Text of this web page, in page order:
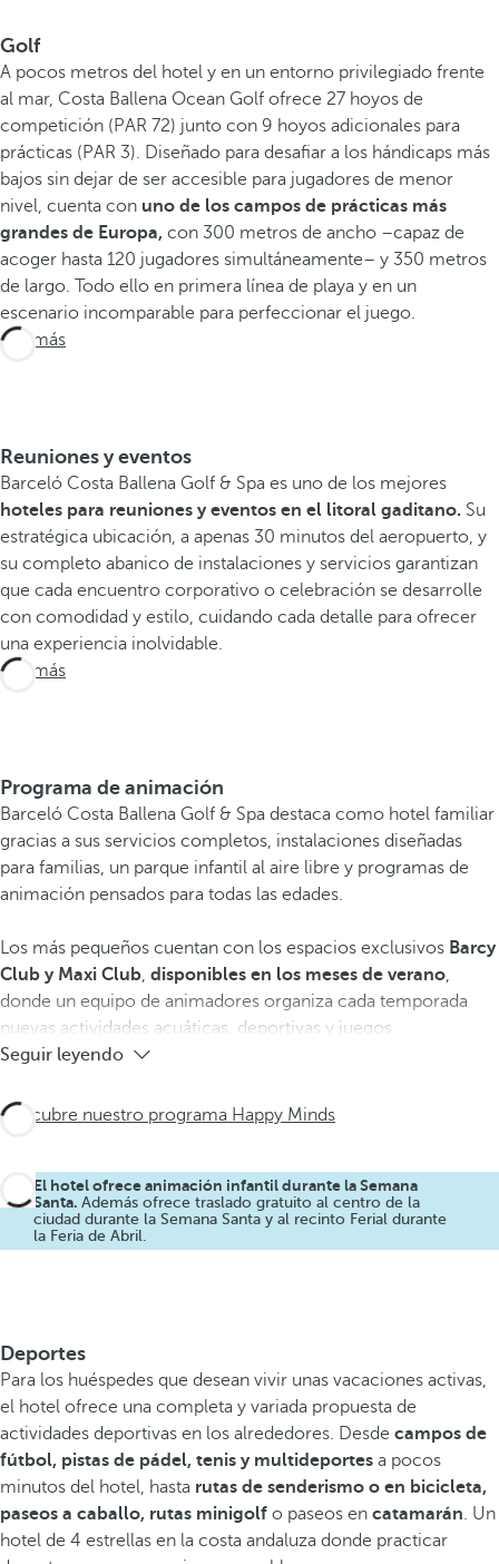
Golf
A pocos metros del hotel y en un entorno privilegiado frente
al mar, Costa Ballena Ocean Golf ofrece 27 hoyos de
competición (PAR 72) junto con 9 hoyos adicionales para
prácticas (PAR 3). Diseñado para desafiar a los hándicaps más
bajos sin dejar de ser accesible para jugadores de menor
nivel, cuenta con uno de los campos de prácticas más
grandes de Europa, con 300 metros de ancho –capaz de
acoger hasta 120 jugadores simultáneamente– y 350 metros
de largo. Todo ello en primera línea de playa y en un
escenario incomparable para perfeccionar el juego.
Ver más
Reuniones y eventos
Barceló Costa Ballena Golf & Spa es uno de los mejores
hoteles para reuniones y eventos en el litoral gaditano. Su
estratégica ubicación, a apenas 30 minutos del aeropuerto, y
su completo abanico de instalaciones y servicios garantizan
que cada encuentro corporativo o celebración se desarrolle
con comodidad y estilo, cuidando cada detalle para ofrecer
una experiencia inolvidable.
Ver más
Programa de animación
Barceló Costa Ballena Golf & Spa destaca como hotel familiar
gracias a sus servicios completos, instalaciones diseñadas
para familias, un parque infantil al aire libre y programas de
animación pensados para todas las edades.
Los más pequeños cuentan con los espacios exclusivos Barcy
Club y Maxi Club disponibles en los meses de verano
donde un equipo de animadores organiza cada temporada
nuevas actividades acuáticas, deportivas y juegos.
Seguir leyendo
Descubre nuestro programa Happy Minds
El hotel ofrece animación infantil durante la Semana
Santa. Además ofrece traslado gratuito al centro de la
ciudad durante la Semana Santa y al recinto Ferial durante
la Feria de Abril.
Deportes
Para los huéspedes que desean vivir unas vacaciones activas,
el hotel ofrece una completa y variada propuesta de
actividades deportivas en los alrededores. Desde campos de
fútbol, pistas de pádel, tenis y multideportes a pocos
minutos del hotel, hasta rutas de senderismo o en bicicleta,
paseos a caballo, rutas minigolf o paseos en catamarán . Un
hotel de 4 estrellas en la costa andaluza donde practicar